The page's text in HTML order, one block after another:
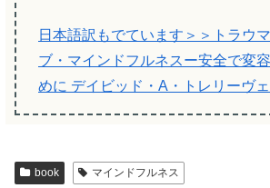
日本語訳もでています＞＞トラウ
ブ・マインドフルネスー安全で変
めに デイビッド・A・トレリーヴ
book マインドフルネス